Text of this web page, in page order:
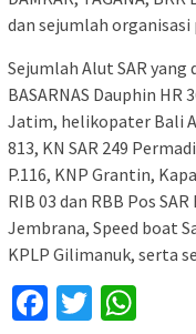
dan sejumlah organisasi
Sejumlah Alut SAR
BASARNAS Dauphin
Jatim, helikopater Bali
813, KN SAR 249
P.116, KNP Grantin,
RIB 03 dan RBB Pos
Jembrana, Speed boat
KPLP Gilimanuk, serta
Facebook
Twitter